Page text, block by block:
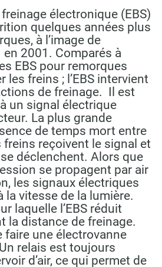
électronique (EBS)
quelques années plus
à l’image de
en 2001. Comparés à
EBS pour remorques
les freins ; l’EBS intervient
de freinage. Il est
un signal électrique
La plus grande
de temps mort entre
reçoivent le signal et
déclenchent. Alors que
se propagent par air
les signaux électriques
la vitesse de la lumière.
laquelle l’EBS réduit
la distance de freinage.
faire une électrovanne
relais est toujours
d’air, ce qui permet de